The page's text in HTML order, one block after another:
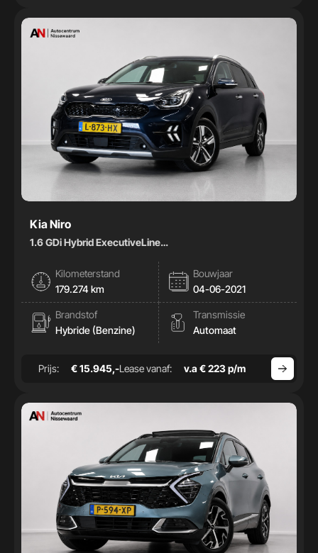
Kia Niro
1.6 GDi Hybrid ExecutiveLine
Kilometerstand
179.274 km
Bouwjaar
04-06-2021
Brandstof
Hybride (Benzine)
Transmissie
Automaat
Prijs: € 15.945,-Lease vanaf: v.a € 223 p/m